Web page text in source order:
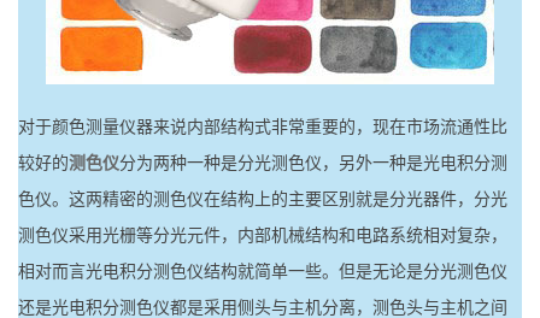
对于颜色测量仪器来说内部结构式非常重要的，现在市场流通性比
较好的测色仪分为两种一种是分光测色仪，另外一种是光电积分测
色仪。这两精密的测色仪在结构上的主要区别就是分光器件，分光
测色仪采用光栅等分光元件，内部机械结构和电路系统相对复杂，
相对而言光电积分测色仪结构就简单一些。但是无论是分光测色仪
还是光电积分测色仪都是采用侧头与主机分离，测色头与主机之间